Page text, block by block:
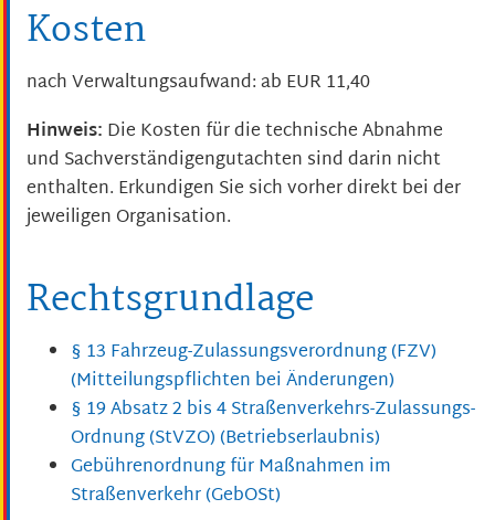
Kosten
nach Verwaltungsaufwand: ab EUR 11,40
Hinweis: Die Kosten für die technische Abnahme
und Sachverständigengutachten sind darin nicht
enthalten. Erkundigen Sie sich vorher direkt bei der
jeweiligen Organisation.
Rechtsgrundlage
§ 13 Fahrzeug-Zulassungsverordnung (FZV)
(Mitteilungspflichten bei Änderungen)
§ 19 Absatz 2 bis 4 Straßenverkehrs-Zulassungs-
Ordnung (StVZO) (Betriebserlaubnis)
Gebührenordnung für Maßnahmen im
Straßenverkehr (GebOSt)